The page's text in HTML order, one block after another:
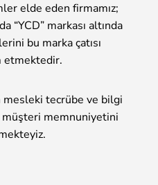
elde eden firmamız;
“YCD” markası altında
bu marka çatısı
etmektedir.
mesleki tecrübe ve bilgi
memnuniyetini